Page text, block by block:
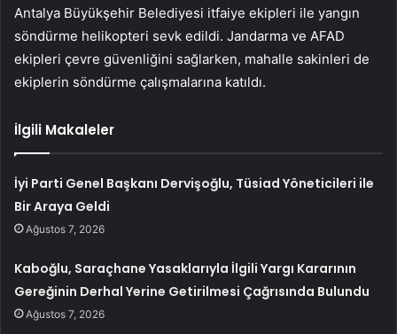
Antalya Büyükşehir Belediyesi itfaiye ekipleri ile yangın
söndürme helikopteri sevk edildi. Jandarma ve AFAD
ekipleri çevre güvenliğini sağlarken, mahalle sakinleri de
ekiplerin söndürme çalışmalarına katıldı.
İlgili Makaleler
İyi Parti Genel Başkanı Dervişoğlu, Tüsiad Yöneticileri ile
Bir Araya Geldi
Ağustos 7, 2026
Kaboğlu, Saraçhane Yasaklarıyla İlgili Yargı Kararının
Gereğinin Derhal Yerine Getirilmesi Çağrısında Bulundu
Ağustos 7, 2026